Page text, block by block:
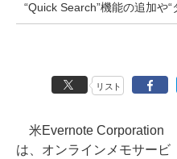
“Quick Search”機能の追加や
リスト
米Evernote Corporation
は、オンラインメモサービ